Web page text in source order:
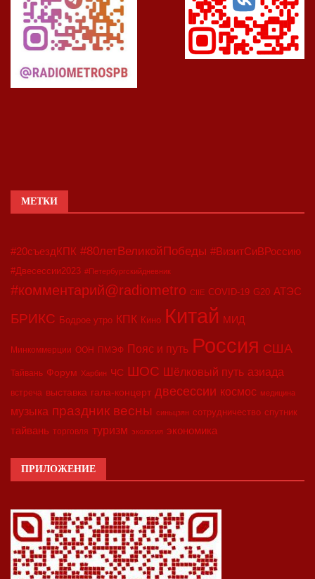
МЕТКИ
#20съездКПК #80летВеликойПобеды #ВизитСиВРоссию
#Двесессии2023 #Петербургскийдневник
#комментарий@radiometro CIIE COVID-19 G20 АТЭС
БРИКС Бодрое утро КПК Кино Китай МИД
Минкоммерции ООН ПМЭФ Пояс и путь Россия США
Тайвань Форум Харбин ЧС ШОС Шёлковый путь азиада
встреча выставка гала-концерт двесессии космос медицина
музыка праздник весны синьцзян сотрудничество спутник
тайвань торговля туризм экология экономика
ПРИЛОЖЕНИЕ